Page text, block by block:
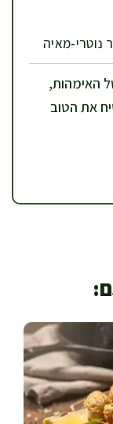
האימהות,
את הטוב